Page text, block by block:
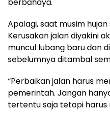
berbahaya.
Apalagi, saat musim
Kerusakan jalan diyakini
muncul lubang baru dan
sebelumnya ditambal
“Perbaikan jalan harus
pemerintah. Jangan
tertentu saja tetapi harus